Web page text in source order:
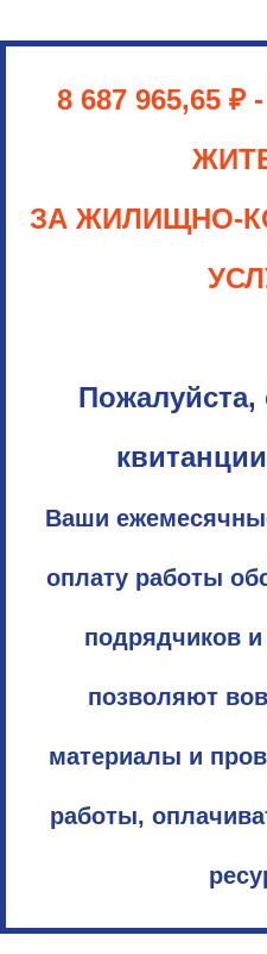
8 687 965,65 ₽
ЗА ЖИЛИЩНО-
Пожалуйста,
Ваши
оплату работы
подрядчиков
позволяют
материалы и
работы,